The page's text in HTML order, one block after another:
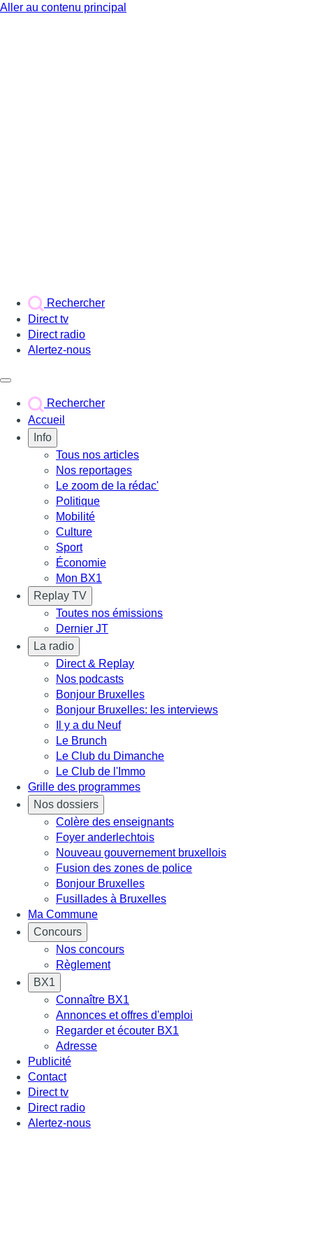
Aller au contenu principal
Rechercher
Direct tv
Direct radio
Alertez-nous
Rechercher
Accueil
Info
Tous nos articles
Nos reportages
Le zoom de la rédac'
Politique
Mobilité
Culture
Sport
Économie
Mon BX1
Replay TV
Toutes nos émissions
Dernier JT
La radio
Direct & Replay
Nos podcasts
Bonjour Bruxelles
Bonjour Bruxelles: les interviews
Il y a du Neuf
Le Brunch
Le Club du Dimanche
Le Club de l'Immo
Grille des programmes
Nos dossiers
Colère des enseignants
Foyer anderlechtois
Nouveau gouvernement bruxellois
Fusion des zones de police
Bonjour Bruxelles
Fusillades à Bruxelles
Ma Commune
Concours
Nos concours
Règlement
BX1
Connaître BX1
Annonces et offres d'emploi
Regarder et écouter BX1
Adresse
Publicité
Contact
Direct tv
Direct radio
Alertez-nous